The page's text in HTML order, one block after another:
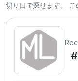
切り口で探せます。 こ